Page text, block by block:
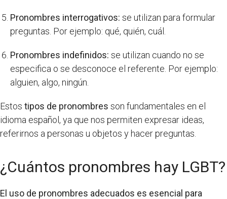
Pronombres interrogativos: se utilizan para formular
preguntas. Por ejemplo: qué, quién, cuál.
Pronombres indefinidos: se utilizan cuando no se
especifica o se desconoce el referente. Por ejemplo:
alguien, algo, ningún.
Estos tipos de pronombres son fundamentales en el
idioma español, ya que nos permiten expresar ideas,
referirnos a personas u objetos y hacer preguntas.
¿Cuántos pronombres hay LGBT?
El uso de pronombres adecuados es esencial para